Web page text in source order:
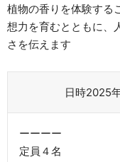
植物の香りを体験する
想力を育むとともに、
さを伝えます
日時2025
ーーーー
定員４名